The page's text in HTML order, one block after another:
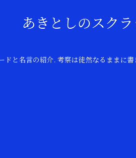
あきとしのスクラ
と名言の紹介. 考察は徒然なるままに